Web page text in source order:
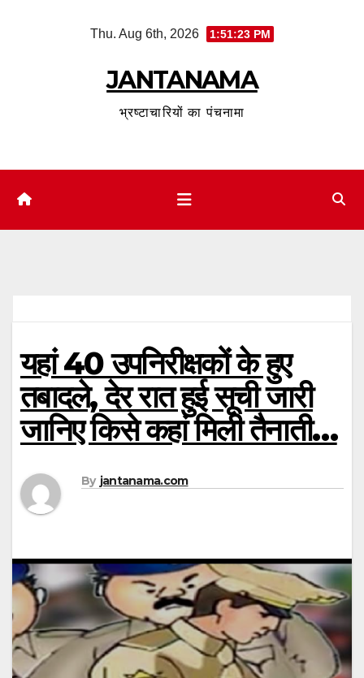
Thu. Aug 6th, 2026 1:51:24 PM
JANTANAMA
भ्रष्टाचारियों का पंचनामा
यहां 40 उपनिरीक्षकों के हुए
तबादले, देर रात हुई सूची जारी
जानिए किसे कहां मिली तैनाती…
By jantanama.com